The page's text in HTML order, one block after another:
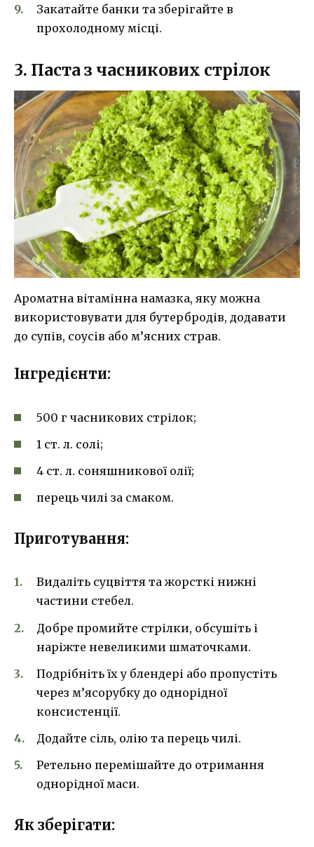
Закатайте банки та зберігайте в
прохолодному місці.
3. Паста з часникових стрілок
Ароматна вітамінна намазка, яку можна
використовувати для бутербродів, додавати
до супів, соусів або м’ясних страв.
Інгредієнти:
500 г часникових стрілок;
1 ст. л. солі;
4 ст. л. соняшникової олії;
перець чилі за смаком.
Приготування:
Видаліть суцвіття та жорсткі нижні
частини стебел.
Добре промийте стрілки, обсушіть і
наріжте невеликими шматочками.
Подрібніть їх у блендері або пропустіть
через м’ясорубку до однорідної
консистенції.
Додайте сіль, олію та перець чилі.
Ретельно перемішайте до отримання
однорідної маси.
Як зберігати: